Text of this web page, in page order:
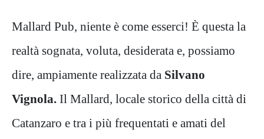
Mallard Pub, niente è come esserci! È questa la
realtà sognata, voluta, desiderata e, possiamo
dire, ampiamente realizzata da Silvano
Vignola. Il Mallard, locale storico della città di
Catanzaro e tra i più frequentati e amati del